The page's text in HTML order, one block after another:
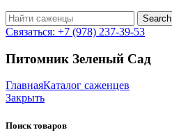
Search
Связаться: +7 (978) 237-39-53
Питомник Зеленый Сад
ГлавнаяКаталог саженцев
Закрыть
Поиск товаров